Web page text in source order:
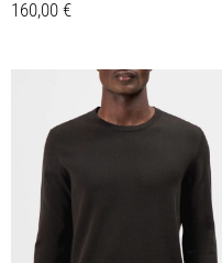
160,00 €
Produkt
mehrere
auf.